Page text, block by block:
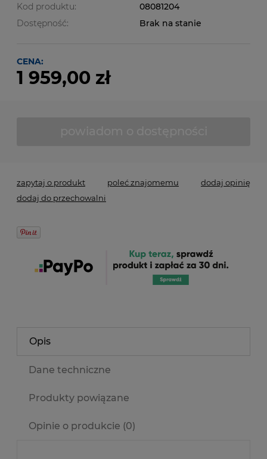
Kod produktu:
08081204
Dostępność:
Brak na stanie
CENA:
1 959,00 zł
zapytaj o produkt poleć znajomemu
dodaj opinię
dodaj do przechowalni
Opis
Dane techniczne
Produkty powiązane
Opinie o produkcie (0)